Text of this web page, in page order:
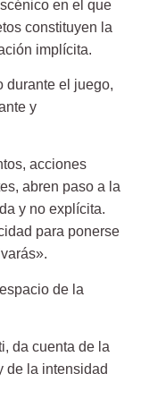
en el que
constituyen la
implícita.
durante el juego,
y
acciones
abren paso a la
y no explícita.
para ponerse
de la
, da cuenta de la
de la intensidad